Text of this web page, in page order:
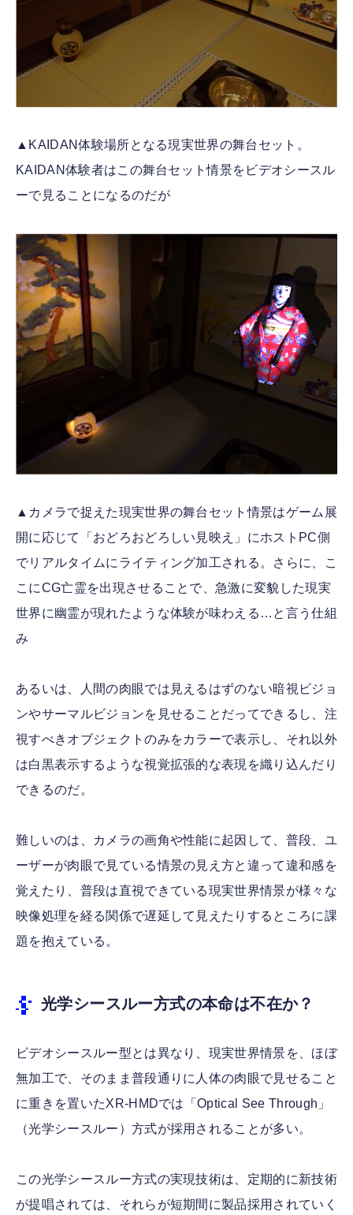
▲KAIDAN体験場所となる現実世界の舞台セット。
KAIDAN体験者はこの舞台セット情景をビデオシースル
ーで見ることになるのだが
▲カメラで捉えた現実世界の舞台セット情景はゲーム展
開に応じて「おどろおどろしい見映え」にホストPC側
でリアルタイムにライティング加工される。さらに、こ
こにCG亡霊を出現させることで、急激に変貌した現実
世界に幽霊が現れたような体験が味わえる…と言う仕組
み
あるいは、人間の肉眼では見えるはずのない暗視ビジョ
ンやサーマルビジョンを見せることだってできるし、注
視すべきオブジェクトのみをカラーで表示し、それ以外
は白黒表示するような視覚拡張的な表現を織り込んだり
できるのだ。
難しいのは、カメラの画角や性能に起因して、普段、ユ
ーザーが肉眼で見ている情景の見え方と違って違和感を
覚えたり、普段は直視できている現実世界情景が様々な
映像処理を経る関係で遅延して見えたりするところに課
題を抱えている。
光学シースルー方式の本命は不在か？
ビデオシースルー型とは異なり、現実世界情景を、ほぼ
無加工で、そのまま普段通りに人体の肉眼で見せること
に重きを置いたXR-HMDでは「Optical See Through」
（光学シースルー）方式が採用されることが多い。
この光学シースルー方式の実現技術は、定期的に新技術
が提唱されては、それらが短期間に製品採用されていく